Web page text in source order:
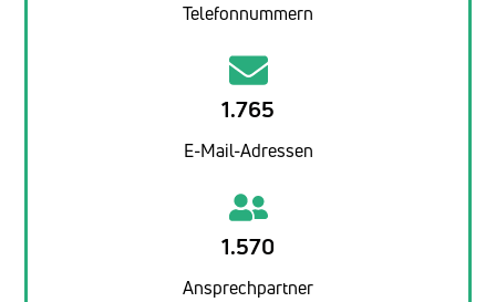
Telefonnummern
1.765
E-Mail-Adressen
1.570
Ansprechpartner